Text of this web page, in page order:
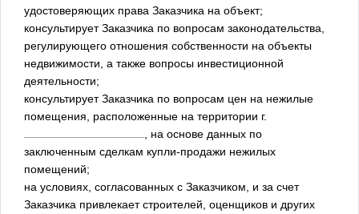
удостоверяющих права Заказчика на объект;
консультирует Заказчика по вопросам законодательства,
регулирующего отношения собственности на объекты
недвижимости, а также вопросы инвестиционной
деятельности;
консультирует Заказчика по вопросам цен на нежилые
помещения, расположенные на территории г.
, на основе данных по
заключенным сделкам купли-продажи нежилых
помещений;
на условиях, согласованных с Заказчиком, и за счет
Заказчика привлекает строителей, оценщиков и других